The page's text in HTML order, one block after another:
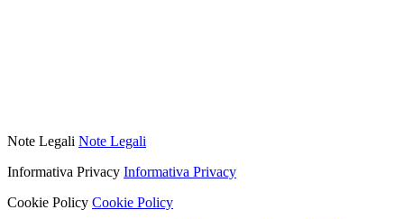
Note Legali Note Legali
Informativa Privacy Informativa Privacy
Cookie Policy Cookie Policy